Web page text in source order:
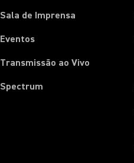
Sala de Imprensa
Eventos
Transmissão ao Vivo
Spectrum